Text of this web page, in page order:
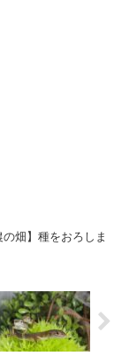
の畑】種をおろしま